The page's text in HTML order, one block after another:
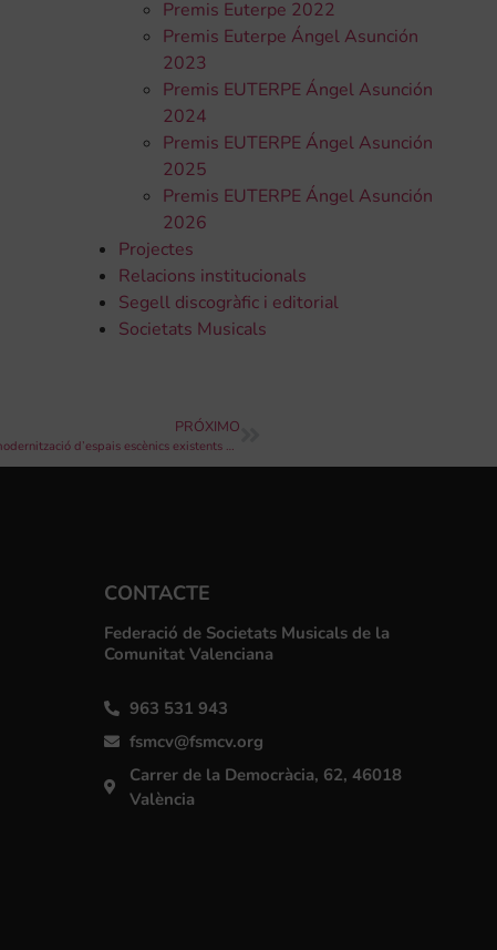
Premis Euterpe 2022
Premis Euterpe Ángel Asunción
2023
Premis EUTERPE Ángel Asunción
2024
Premis EUTERPE Ángel Asunción
2025
Premis EUTERPE Ángel Asunción
2026
Projectes
Relacions institucionals
Segell discogràfic i editorial
Societats Musicals
PRÓXIMO
La Conselleria d’Educació convoca subvencions per a reforma i modernització d’espais escènics existents 2019
CONTACTE
Federació de Societats Musicals de la
Comunitat Valenciana
963 531 943
fsmcv@fsmcv.org
Carrer de la Democràcia, 62, 46018
València